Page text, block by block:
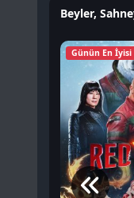
Beyler,
Günün En İyisi